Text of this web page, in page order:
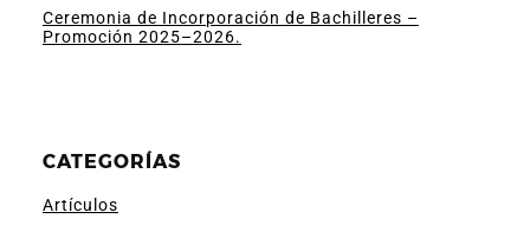
Ceremonia de Incorporación de Bachilleres –
Promoción 2025–2026.
CATEGORÍAS
Artículos